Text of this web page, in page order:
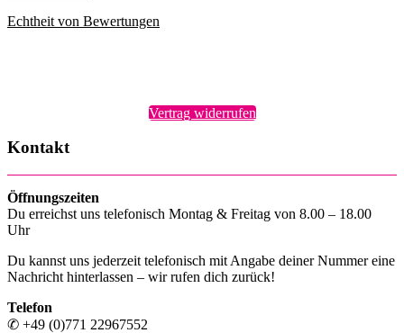
Echtheit von Bewertungen
Vertrag widerrufen
Kontakt
Öffnungszeiten
Du erreichst uns telefonisch Montag & Freitag von 8.00 – 18.00
Uhr
Du kannst uns jederzeit telefonisch mit Angabe deiner Nummer eine
Nachricht hinterlassen – wir rufen dich zurück!
Telefon
✆ +49 (0)771 22967552